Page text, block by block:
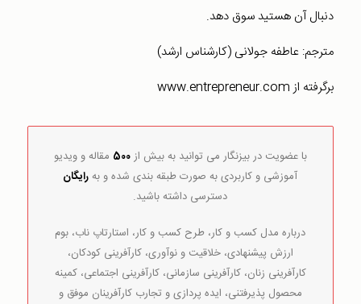
دنبال آن هستید سوق دهد.
مترجم: عاطفه جولانی (کارشناس ارشد)
برگرفته از www.entrepreneur.com
با عضویت در بیزنگار می توانید به بیش از500 مقاله و ویدیو
آموزشی و کاربردی به صورت طبقه بندی شده و بهرایگان
دسترسی داشته باشید.
درباره مدل کسب و کار، طرح کسب و کار، استارتاپ ناب، بوم
ارزش پیشنهادی، خلاقیت و نوآوری، کارآفرینی کودکان،
کارآفرینی زنان، کارآفرینی سازمانی، کارآفرینی اجتماعی، کمینه
محصول پذیرفتنی، ایده پردازی و تجارب کارآفرینان موفق و